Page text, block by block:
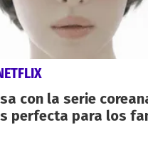
con la serie
perfecta para los